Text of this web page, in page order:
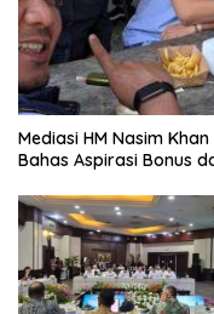
Mediasi HM Nasim
Bahas Aspirasi Bonus